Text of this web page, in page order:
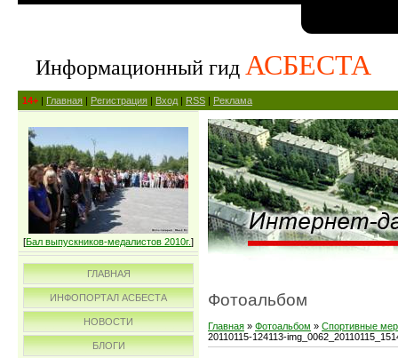
Информационный гид АСБЕСТА
14+ | Главная | Регистрация | Вход | RSS | Реклама
[Бал выпускников-медалистов 2010г.]
ГЛАВНАЯ
ИНФОПОРТАЛ АСБЕСТА
НОВОСТИ
БЛОГИ
Фотоальбом
Главная » Фотоальбом » Спортивные
20110115-124113-